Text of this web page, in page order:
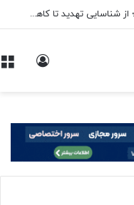
روش‌های جلوگیری از حملات Zero-Day؛ از شناسایی تهدید تا کاهش ریسک